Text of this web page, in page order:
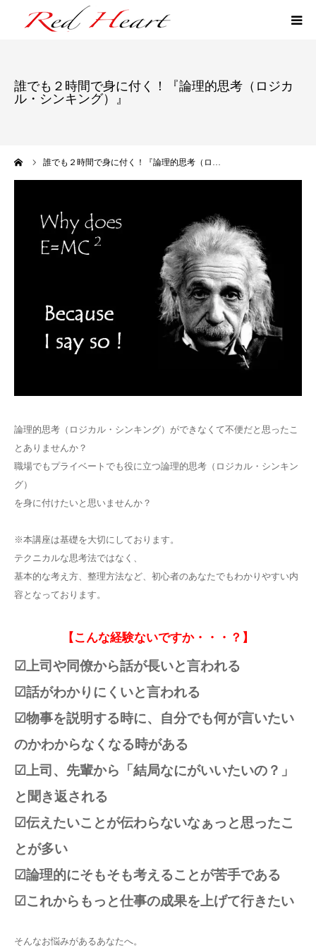
誰でも２時間で身に付く！『論理的思考（ロジカ
ル・シンキング）』
誰でも２時間で身に付く！『論理的思考（ロ…
論理的思考（ロジカル・シンキング）ができなくて不便だと思ったこ
とありませんか？
職場でもプライベートでも役に立つ論理的思考（ロジカル・シンキン
グ）
を身に付けたいと思いませんか？
※本講座は基礎を大切にしております。
テクニカルな思考法ではなく、
基本的な考え方、整理方法など、初心者のあなたでもわかりやすい内
容となっております。
【こんな経験ないですか・・・？】
☑上司や同僚から話が長いと言われる
☑話がわかりにくいと言われる
☑物事を説明する時に、自分でも何が言いたい
のかわからなくなる時がある
☑上司、先輩から「結局なにがいいたいの？」
と聞き返される
☑伝えたいことが伝わらないなぁっと思ったこ
とが多い
☑論理的にそもそも考えることが苦手である
☑これからもっと仕事の成果を上げて行きたい
そんなお悩みがあるあなたへ。
ファン作りLINE講座
プロフィール
お問い合せ